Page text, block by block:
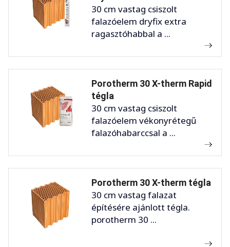
30 cm vastag csiszolt
falazóelem dryfix extra
ragasztóhabbal a ...
Porotherm 30 X-therm Rapid
tégla
30 cm vastag csiszolt
falazóelem vékonyrétegű
falazóhabarccsal a ...
Porotherm 30 X-therm tégla
30 cm vastag falazat
építésére ajánlott tégla.
porotherm 30 ...